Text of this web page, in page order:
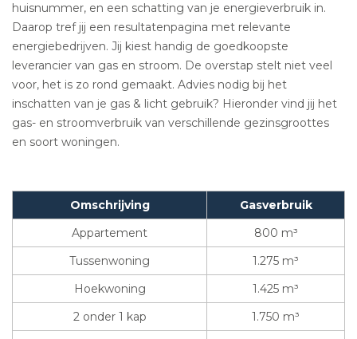
huisnummer, en een schatting van je energieverbruik in.
Daarop tref jij een resultatenpagina met relevante
energiebedrijven. Jij kiest handig de goedkoopste
leverancier van gas en stroom. De overstap stelt niet veel
voor, het is zo rond gemaakt. Advies nodig bij het
inschatten van je gas & licht gebruik? Hieronder vind jij het
gas- en stroomverbruik van verschillende gezinsgroottes
en soort woningen.
Omschrijving
Gasverbruik
Appartement
800 m³
Tussenwoning
1.275 m³
Hoekwoning
1.425 m³
2 onder 1 kap
1.750 m³